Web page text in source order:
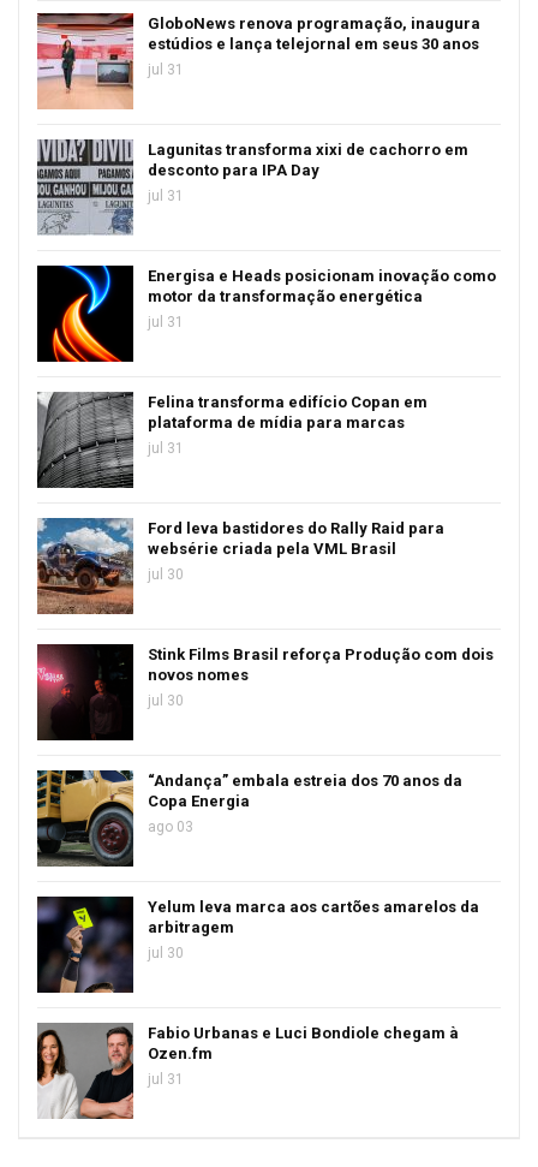
GloboNews renova programação, inaugura
estúdios e lança telejornal em seus 30 anos
jul 31
Lagunitas transforma xixi de cachorro em
desconto para IPA Day
jul 31
Energisa e Heads posicionam inovação como
motor da transformação energética
jul 31
Felina transforma edifício Copan em
plataforma de mídia para marcas
jul 31
Ford leva bastidores do Rally Raid para
websérie criada pela VML Brasil
jul 30
Stink Films Brasil reforça Produção com dois
novos nomes
jul 30
“Andança” embala estreia dos 70 anos da
Copa Energia
ago 03
Yelum leva marca aos cartões amarelos da
arbitragem
jul 30
Fabio Urbanas e Luci Bondiole chegam à
Ozen.fm
jul 31